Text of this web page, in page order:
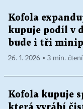
Kofola
kupuje podíl v
bude i tři
26. 1. 2026 ▪ 3 min. čtení
Kofola kupuje
která vyrábí